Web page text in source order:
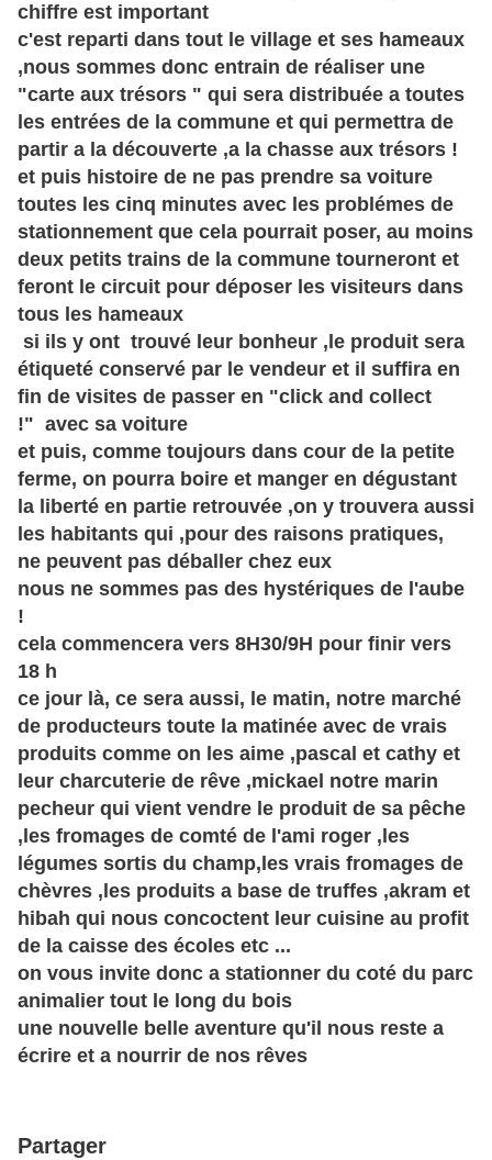
chiffre est important
c'est reparti dans tout le village et ses hameaux
,nous sommes donc entrain de réaliser une
"carte aux trésors " qui sera distribuée a toutes
les entrées de la commune et qui permettra de
partir a la découverte ,a la chasse aux trésors !
et puis histoire de ne pas prendre sa voiture
toutes les cinq minutes avec les problémes de
stationnement que cela pourrait poser, au moins
deux petits trains de la commune tourneront et
feront le circuit pour déposer les visiteurs dans
tous les hameaux
si ils y ont trouvé leur bonheur ,le produit sera
étiqueté conservé par le vendeur et il suffira en
fin de visites de passer en "click and collect
!" avec sa voiture
et puis, comme toujours dans cour de la petite
ferme, on pourra boire et manger en dégustant
la liberté en partie retrouvée ,on y trouvera aussi
les habitants qui ,pour des raisons pratiques,
ne peuvent pas déballer chez eux
nous ne sommes pas des hystériques de l'aube
!
cela commencera vers 8H30/9H pour finir vers
18 h
ce jour là, ce sera aussi, le matin, notre marché
de producteurs toute la matinée avec de vrais
produits comme on les aime ,pascal et cathy et
leur charcuterie de rêve ,mickael notre marin
pecheur qui vient vendre le produit de sa pêche
,les fromages de comté de l'ami roger ,les
légumes sortis du champ,les vrais fromages de
chèvres ,les produits a base de truffes ,akram et
hibah qui nous concoctent leur cuisine au profit
de la caisse des écoles etc ...
on vous invite donc a stationner du coté du parc
animalier tout le long du bois
une nouvelle belle aventure qu'il nous reste a
écrire et a nourrir de nos rêves
Partager